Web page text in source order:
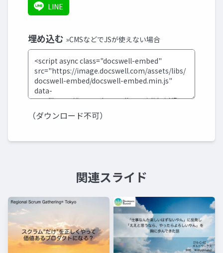
LINE
埋め込む »CMSなどでJSが使えない場合
（ダウンロード不可）
関連スライド